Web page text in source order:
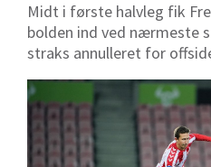
Midt i første halvleg fik
bolden ind ved nærmeste
straks annulleret for